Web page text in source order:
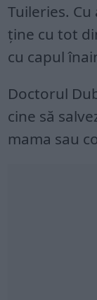
Tuileries.
ține cu tot
cu capul
Doctorul
cine să
mama sau